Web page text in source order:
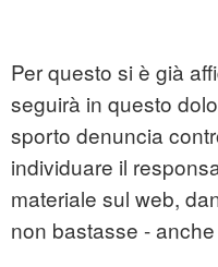
Per questo si è già
seguirà in questo
sporto denuncia
individuare il
materiale sul web,
non bastasse -